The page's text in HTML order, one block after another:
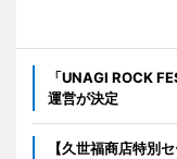
「UNAGI ROCK
運営が決定
【久世福商店特別